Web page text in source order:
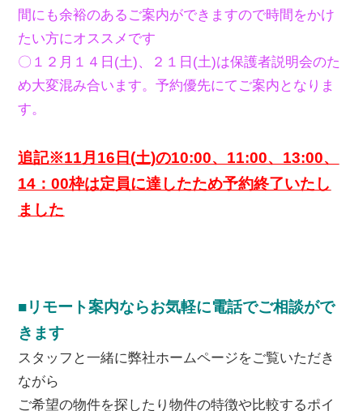
間にも余裕のあるご案内ができますので時間をかけ
たい方にオススメです
〇１２月１４日(土)、２１日(土)は保護者説明会のた
め大変混み合います。予約優先にてご案内となりま
す。
追記※11月16日(土)の10:00、11:00、13:00、
14：00枠は定員に達したため予約終了いたし
ました
■リモート案内ならお気軽に電話でご相談がで
きます
スタッフと一緒に弊社ホームページをご覧いただき
ながら
ご希望の物件を探したり物件の特徴や比較するポイ